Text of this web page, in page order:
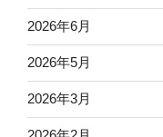
2026年6月
2026年5月
2026年3月